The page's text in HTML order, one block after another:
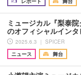
ミュージカル『梨泰
のオフィシャルイン
2025.6.3 ｜ SPICER
ニュース
舞台